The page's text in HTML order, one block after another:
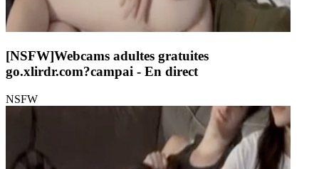
[NSFW]Webcams adultes gratuites
go.xlirdr.com?campai - En direct
NSFW